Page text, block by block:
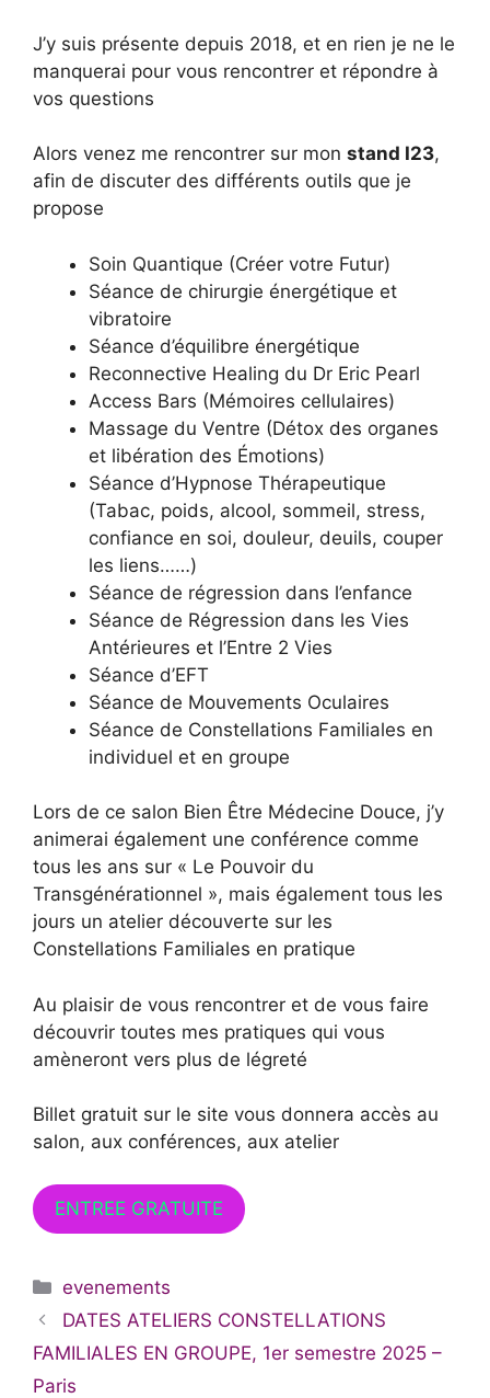
J’y suis présente depuis 2018, et en rien je ne le
manquerai pour vous rencontrer et répondre à
vos questions
Alors venez me rencontrer sur mon stand I23,
afin de discuter des différents outils que je
propose
Soin Quantique (Créer votre Futur)
Séance de chirurgie énergétique et
vibratoire
Séance d’équilibre énergétique
Reconnective Healing du Dr Eric Pearl
Access Bars (Mémoires cellulaires)
Massage du Ventre (Détox des organes
et libération des Émotions)
Séance d’Hypnose Thérapeutique
(Tabac, poids, alcool, sommeil, stress,
confiance en soi, douleur, deuils, couper
les liens……)
Séance de régression dans l’enfance
Séance de Régression dans les Vies
Antérieures et l’Entre 2 Vies
Séance d’EFT
Séance de Mouvements Oculaires
Séance de Constellations Familiales en
individuel et en groupe
Lors de ce salon Bien Être Médecine Douce, j’y
animerai également une conférence comme
tous les ans sur « Le Pouvoir du
Transgénérationnel », mais également tous les
jours un atelier découverte sur les
Constellations Familiales en pratique
Au plaisir de vous rencontrer et de vous faire
découvrir toutes mes pratiques qui vous
amèneront vers plus de légreté
Billet gratuit sur le site vous donnera accès au
salon, aux conférences, aux atelier
ENTREE GRATUITE
Catégories
evenements
DATES ATELIERS CONSTELLATIONS
FAMILIALES EN GROUPE, 1er semestre 2025 –
Paris